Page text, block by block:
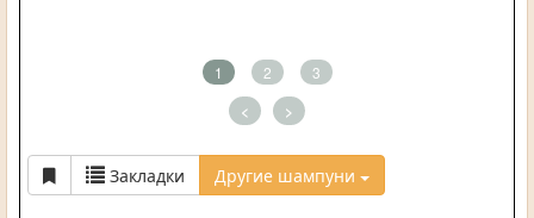
1 2 3
< >
Закладки Другие шампуни